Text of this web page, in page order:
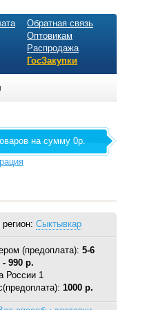
Сыктывкар
(предоплата): 5-6
990 р.
России 1
1000 р.
Обратная связь
Оптовикам
Распродажа
ГосЗакупки
на сумму 0р.